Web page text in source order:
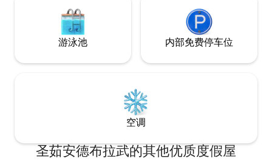
游泳池 内部免费停车位
空调
圣茹安德布拉武的其他优质度假屋